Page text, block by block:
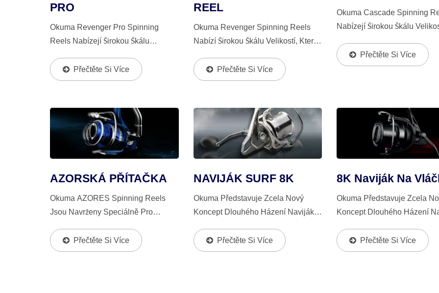
PRO
Okuma Revenger Pro Spinning
Reels Nabízejí Širokou Škálu
Různé Druhy Ryb A Rybolovné
Metody; Vybaveny Vícediskovým,
Obrobeným...
Přečtěte Si Více
REEL
Okuma Revenger Spinning Reels
Nabízí Širokou Škálu Velikostí, Které
A Rybolovné Metody, Vybavené
Vícediskovým, Olejovým Systémem
Přečtěte Si Více
Okuma Cascade Spinning
Nabízejí Širokou Škálu
Druhy Ryb A Rybolovné
Mají Vícediskový Olejovaný
Přečtěte Si Více
AZORSKÁ PŘÍTAČKA
Okuma AZORES Spinning Reels
Jsou Navrženy Speciálně Pro
Silovými Funkcemi A Patentovaným
Vnitřním Designem Je AZORES
Přečtěte Si Více
NAVIJÁK SURF 8K
Okuma Představuje Zcela Nový
Koncept Dlouhého Házení Navijáku
Zachovává Patentované Designy
Okuma, Jako Je Brzdový Systém
Přečtěte Si Více
8K Naviják Na
Okuma Představuje Zcela
Koncept Dlouhého Házení
Zachovává Patentované
Okuma, Jako Je Brzdový
Přečtěte Si Více